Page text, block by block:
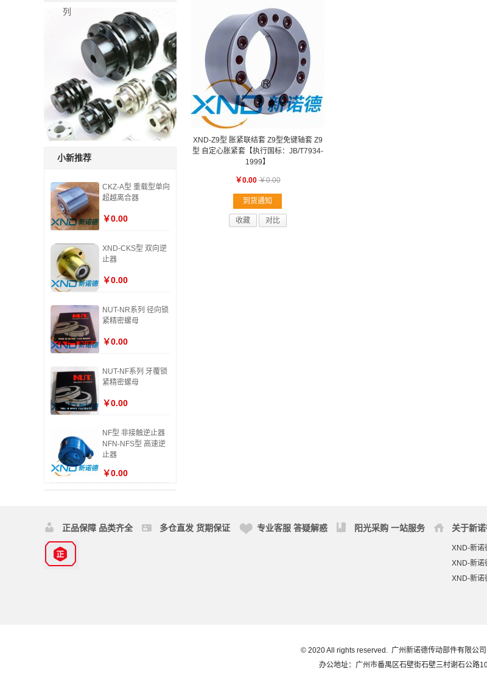
列
小新推荐
CKZ-A型 重载型单向
超越离合器
￥0.00
XND-CKS型 双向逆
止器
￥0.00
NUT-NR系列 径向锁
紧精密螺母
￥0.00
NUT-NF系列 牙覆锁
紧精密螺母
￥0.00
NF型 非接触逆止器
NFN-NFS型 高速逆
止器
￥0.00
XND-Z9型 胀紧联结套 Z9型免键轴套 Z9
型 自定心胀紧套【执行国标：JB/T7934-
1999】
￥0.00 ￥0.00
到货通知
收藏 对比
正品保障 品类齐全 多仓直发 货期保证 专业客服 答疑解惑 阳光采购 一站服务 关于新
XND-新诺
XND-新诺
XND-新诺
© 2020 All rights reserved. 广州新诺德传动部件有限公
办公地址：广州市番禺区石壁街石壁三村谢石公路